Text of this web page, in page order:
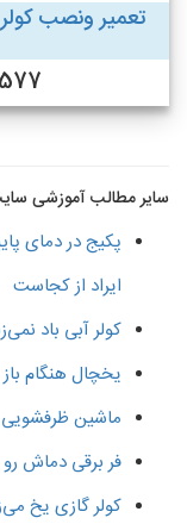
تعمیر ونصب
سایر مطالب آموزشی
پکیج در دمای
ایراد از کجاست
کولر آبی باد
یخچال هنگام باز
ماشین ظرفشویی
فر برقی دماش رو
کولر گازی یخ